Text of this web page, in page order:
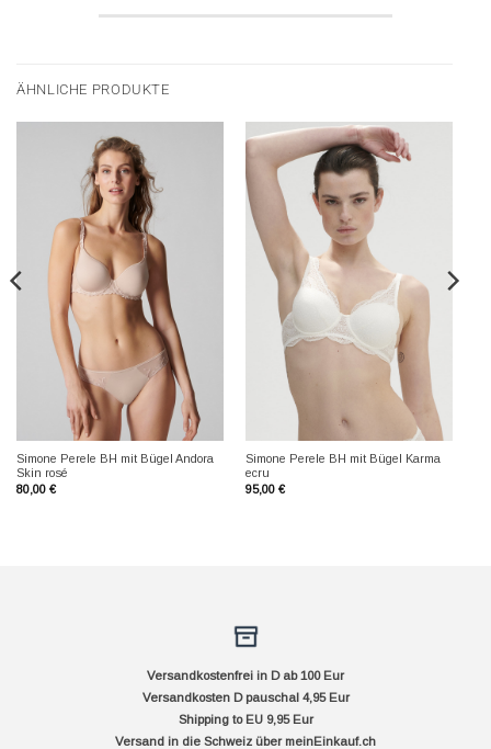
ÄHNLICHE PRODUKTE
Simone Perele BH mit Bügel Andora
Skin rosé
80,00 €
Simone Perele BH mit Bügel Karma
ecru
95,00 €
Versandkostenfrei in D ab 100 Eur
Versandkosten D pauschal 4,95 Eur
Shipping to EU 9,95 Eur
Versand in die Schweiz über meinEinkauf.ch